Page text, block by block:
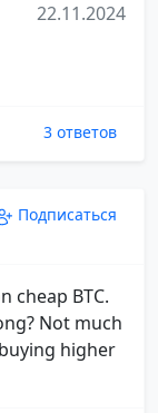
22.11.2024
3 ответов
Подписаться
cheap BTC.
Not much
higher